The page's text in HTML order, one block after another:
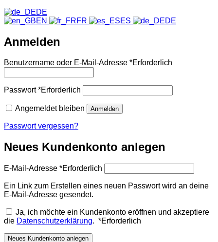
DE
EN
FR ES DE
Anmelden
Benutzername oder E-Mail-Adresse *Erforderlich
Passwort*Erforderlich
Angemeldet bleiben Anmelden
Passwort vergessen?
Neues Kundenkonto anlegen
E-Mail-Adresse *Erforderlich
Ein Link zum Erstellen eines neuen Passwort wird an deine
E-Mail-Adresse gesendet.
Ja, ich möchte ein Kundenkonto eröffnen und akzeptiere
die Datenschutzerklärung. *Erforderlich
Neues Kundenkonto anlegen